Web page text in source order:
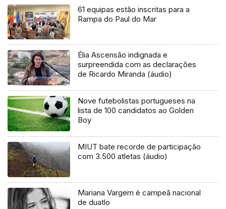
61 equipas estão inscritas para a
Rampa do Paul do Mar
Élia Ascensão indignada e
surpreendida com as declarações
de Ricardo Miranda (áudio)
Nove futebolistas portugueses na
lista de 100 candidatos ao Golden
Boy
MIUT bate recorde de participação
com 3.500 atletas (áudio)
Mariana Vargem é campeã nacional
de duatlo